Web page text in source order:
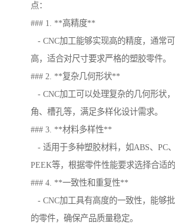
点：
### 1. **高精度**
- CNC加工能够实现高的精度，通常
高，适合对尺寸要求严格的塑胶零件。
### 2. **复杂几何形状**
- CNC加工可以处理复杂的几何形状
角、槽孔等，满足多样化设计需求。
### 3. **材料多样性**
- 适用于多种塑胶材料，如ABS、PC、
PEEK等，根据零件性能要求选择合适的
### 4. **一致性和重复性**
- CNC加工具有高度的一致性，能够
的零件，确保产品质量稳定。